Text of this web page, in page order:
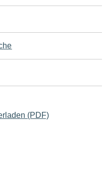
(PDF)